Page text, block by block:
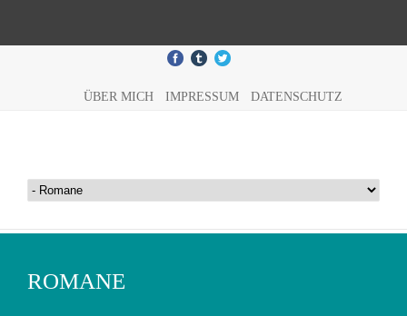
ÜBER MICH IMPRESSUM DATENSCHUTZ
ROMANE